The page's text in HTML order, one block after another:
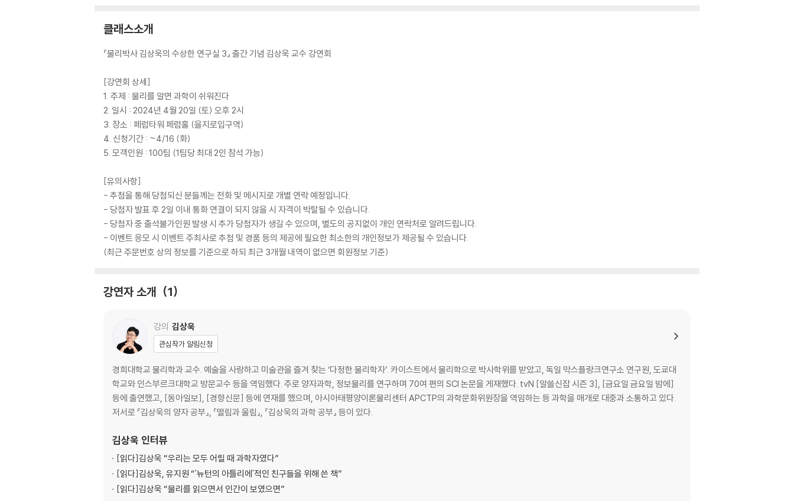
클래스소개
『물리박사 김상욱의 수상한 연구실 3』 출간 기념 김상욱 교수 강연회
[강연회 상세]
1. 주제 : 물리를 알면 과학이 쉬워진다
2. 일시 : 2024년 4월 20일 (토) 오후 2시
3. 장소 : 페럼타워 페럼홀 (을지로입구역)
4. 신청기간 : ~4/16 (화)
5. 모객인원 : 100팀 (1팀당 최대 2인 참석 가능)
[유의사항]
- 추첨을 통해 당첨되신 분들께는 전화 및 메시지로 개별 연락 예정입니다.
- 당첨자 발표 후 2일 이내 통화 연결이 되지 않을 시 자격이 박탈될 수 있습니다.
- 당첨자 중 출석불가인원 발생 시 추가 당첨자가 생길 수 있으며, 별도의 공지없이 개인 연락처로 알려드립니다.
- 이벤트 응모 시 이벤트 주최사로 추첨 및 경품 등의 제공에 필요한 최소한의 개인정보가 제공될 수 있습니다.
(최근 주문번호 상의 정보를 기준으로 하되 최근 3개월 내역이 없으면 회원정보 기준)
강연자 소개 1
강의 김상욱
관심작가 알림신청
경희대학교 물리학과 교수. 예술을 사랑하고 미술관을 즐겨 찾는 ‘다정한 물리학자’. 카이스트에서 물리학으로 박사학위를 받았고, 독일 막스플랑크연구소 연구원, 도쿄대
학교와 인스부르크대학교 방문교수 등을 역임했다. 주로 양자과학, 정보물리를 연구하며 70여 편의 SCI 논문을 게재했다. tvN [알쓸신잡 시즌 3], [금요일 금요일 밤에]
등에 출연했고, [동아일보], [경향신문] 등에 연재를 했으며, 아시아태평양이론물리센터 APCTP의 과학문화위원장을 역임하는 등 과학을 매개로 대중과 소통하고 있다.
저서로 『김상욱의 양자 공부』, 『떨림과 울림』, 『김상욱의 과학 공부』 등이 있다.
김상욱 인터뷰
[읽다]김상욱 “우리는 모두 어릴 때 과학자였다”
[읽다]김상욱, 유지원 “'뉴턴의 아틀리에'적인 친구들을 위해 쓴 책”
[읽다]김상욱 “물리를 읽으면서 인간이 보였으면”